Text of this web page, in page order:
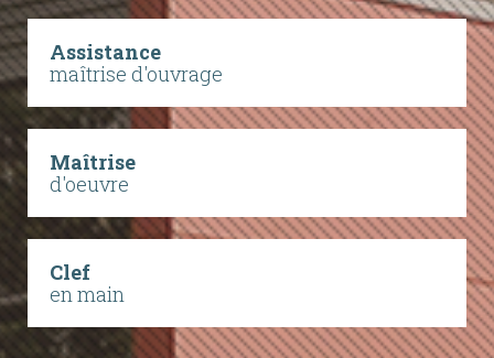
Assistance
maîtrise d'ouvrage
Maîtrise
d'oeuvre
Clef
en main